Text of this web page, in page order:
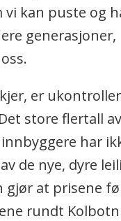
vi kan puste og
er
store flertall av
har
de nye, dyre
gjør at prisene
rundt